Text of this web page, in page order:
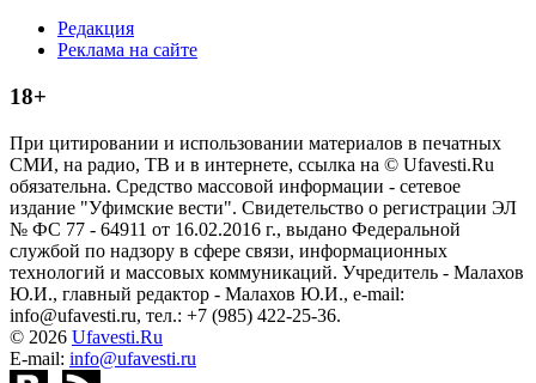
Редакция
Реклама на сайте
18+
При цитировании и использовании материалов в печатных
СМИ, на радио, ТВ и в интернете, ссылка на © Ufavesti.Ru
обязательна. Средство массовой информации - сетевое
издание "Уфимские вести". Свидетельство о регистрации ЭЛ
№ ФС 77 - 64911 от 16.02.2016 г., выдано Федеральной
службой по надзору в сфере связи, информационных
технологий и массовых коммуникаций. Учредитель - Малахов
Ю.И., главный редактор - Малахов Ю.И., e-mail:
info@ufavesti.ru, тел.: +7 (985) 422-25-36.
© 2026 Ufavesti.Ru
E-mail: info@ufavesti.ru